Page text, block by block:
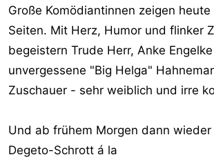
Große Komödiantinnen zeigen
Seiten. Mit Herz, Humor und flinker
begeistern Trude Herr, Anke
unvergessene "Big Helga"
Zuschauer - sehr weiblich und irre
Und ab frühem Morgen dann
Degeto-Schrott á la